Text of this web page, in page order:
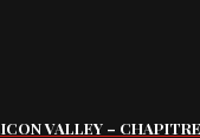
VALLEY –